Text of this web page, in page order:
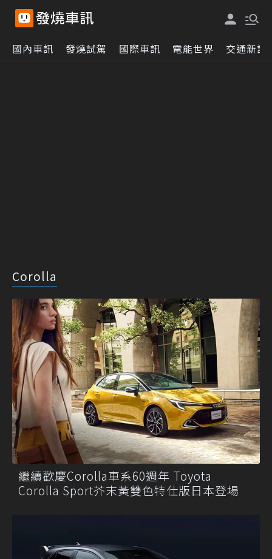
國內車訊 發燒試駕 國際車訊 電能世界 交通新訊
Corolla
繼續歡慶Corolla車系60週年 Toyota
Corolla Sport芥末黃雙色特仕版日本登場